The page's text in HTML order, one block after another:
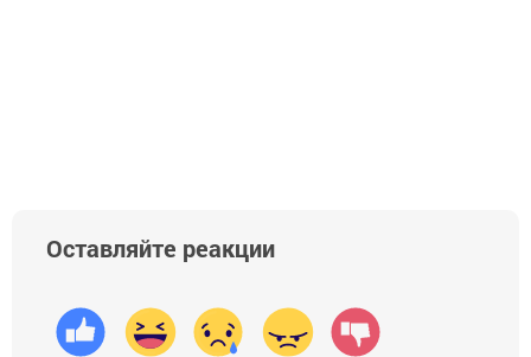
Оставляйте реакции